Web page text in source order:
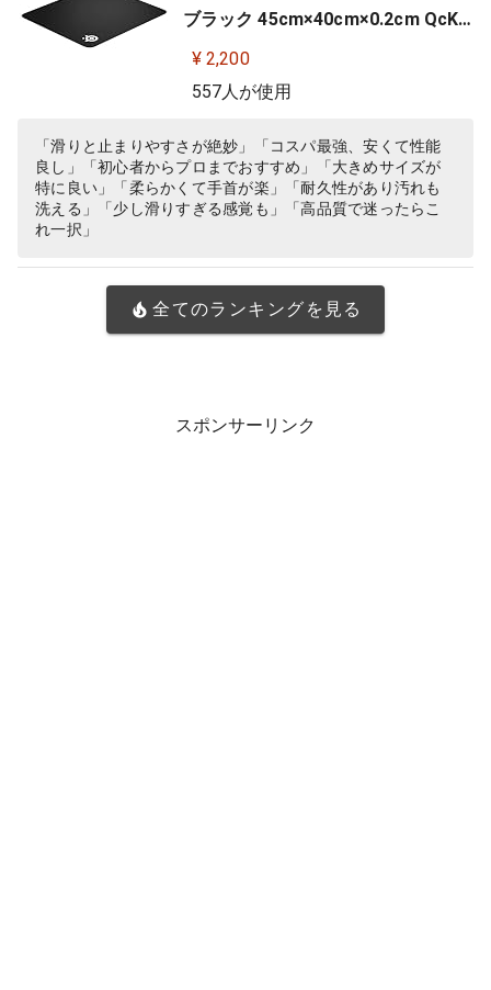
ブラック 45cm×40cm×0.2cm QcK
+ 63003
¥ 2,200
557人が使用
「滑りと止まりやすさが絶妙」「コスパ最強、安くて性能
良し」「初心者からプロまでおすすめ」「大きめサイズが
特に良い」「柔らかくて手首が楽」「耐久性があり汚れも
洗える」「少し滑りすぎる感覚も」「高品質で迷ったらこ
れ一択」
全てのランキングを見る
スポンサーリンク